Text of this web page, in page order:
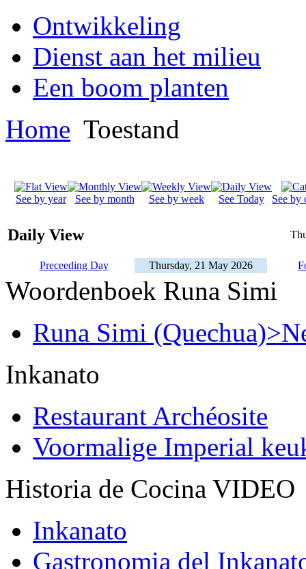
Ontwikkeling
Dienst aan het milieu
Een boom planten
Home Toestand
See by year See by month See by week See Today See by
Daily View
Preceeding Day Thursday, 21 May 2026
Woordenboek Runa Simi
Runa Simi
Inkanato
Restaurant Archéosite
Voormalige Imperial
Historia de Cocina VIDEO
Inkanato
Gastronomia del